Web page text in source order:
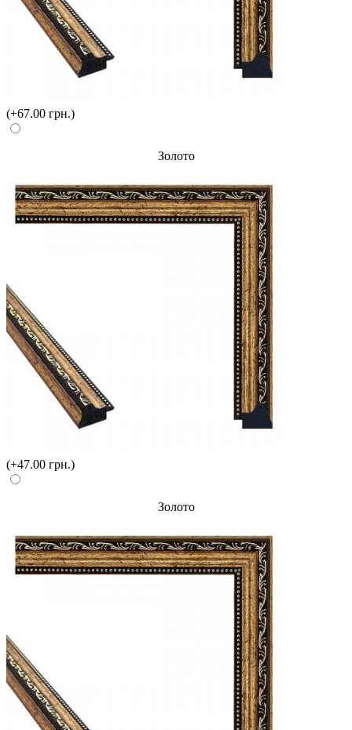
(+67.00 грн.)
Золото
(+47.00 грн.)
Золото